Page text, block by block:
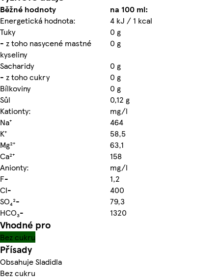
Běžné hodnoty
na 100 ml:
Energetická hodnota:
4 kJ / 1 kcal
Tuky
0 g
- z toho nasycené mastné
kyseliny
0 g
Sacharidy
0 g
- z toho cukry
0 g
Bílkoviny
0 g
Sůl
0,12 g
Kationty:
mg/l
Na⁺
464
K⁺
58,5
Mg²⁺
63,1
Ca²⁺
158
Anionty:
mg/l
F-
1,2
CI-
400
SO₄²-
79,3
HCO₃-
1320
Vhodné pro
Bez cukru
Přísady
Obsahuje Sladidla
Bez cukru